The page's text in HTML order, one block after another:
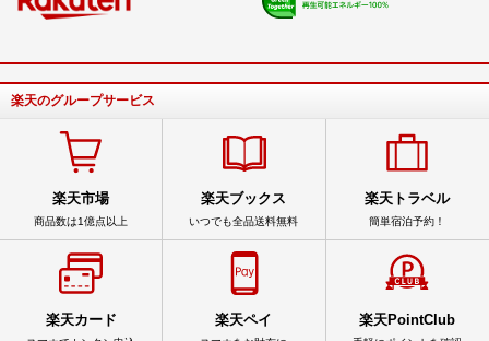
楽天のグループサービス
楽天市場
商品数は1億点以上
楽天ブックス
いつでも全品送料無料
楽天トラベル
簡単宿泊予約！
楽天カード 楽天ペイ 楽天PointClub